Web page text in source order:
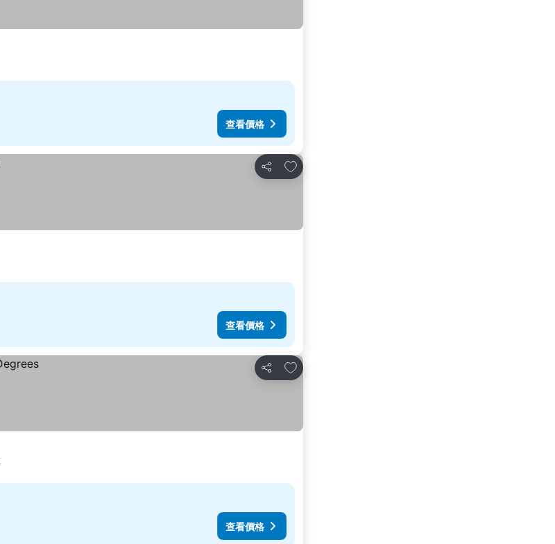
查看價格
分享
放到收藏夾
查看價格
分享
放到收藏夾
查看價格